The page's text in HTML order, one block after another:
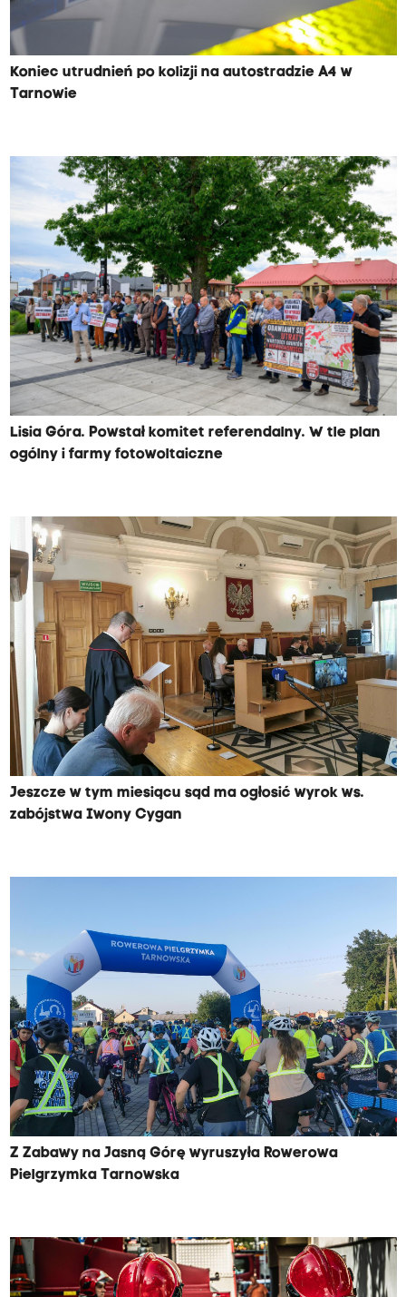
Koniec utrudnień po kolizji na autostradzie A4 w
Tarnowie
Lisia Góra. Powstał komitet referendalny. W tle plan
ogólny i farmy fotowoltaiczne
Jeszcze w tym miesiącu sąd ma ogłosić wyrok ws.
zabójstwa Iwony Cygan
Z Zabawy na Jasną Górę wyruszyła Rowerowa
Pielgrzymka Tarnowska